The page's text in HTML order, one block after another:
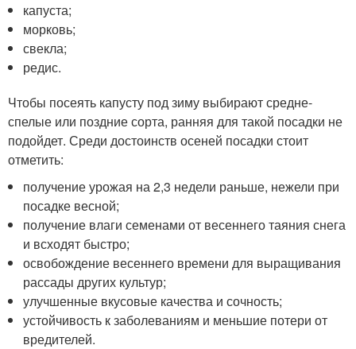
капуста;
морковь;
свекла;
редис.
Чтобы посеять капусту под зиму выбирают средне-
спелые или поздние сорта, ранняя для такой посадки не
подойдет. Среди достоинств осеней посадки стоит
отметить:
получение урожая на 2,3 недели раньше, нежели при
посадке весной;
получение влаги семенами от весеннего таяния снега
и всходят быстро;
освобождение весеннего времени для выращивания
рассады других культур;
улучшенные вкусовые качества и сочность;
устойчивость к заболеваниям и меньшие потери от
вредителей.